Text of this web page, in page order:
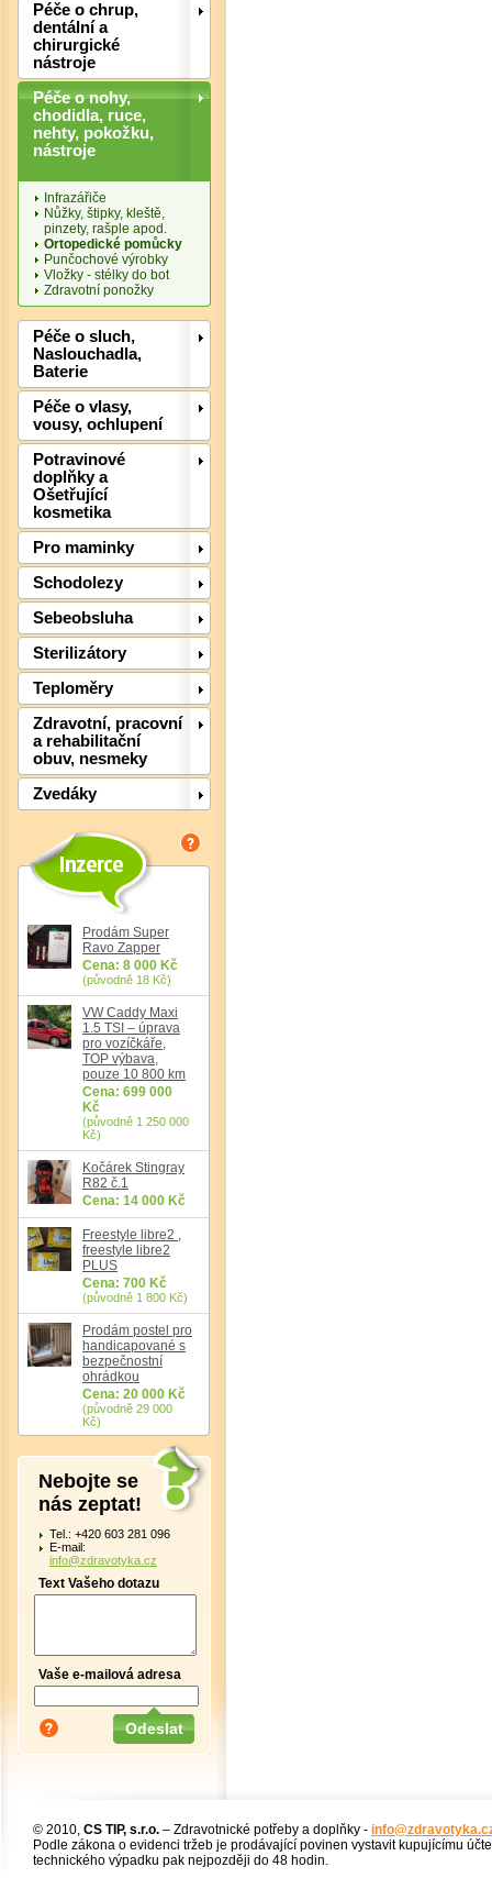
Péče o chrup,
dentální a
chirurgické
nástroje
Péče o nohy,
chodidla, ruce,
nehty, pokožku,
nástroje
Infrazářiče
Nůžky, štipky, kleště,
pinzety, rašple apod.
Ortopedické pomůcky
Punčochové výrobky
Vložky - stélky do bot
Zdravotní ponožky
Péče o sluch,
Naslouchadla,
Baterie
Péče o vlasy,
vousy, ochlupení
Potravinové
doplňky a
Ošetřující
kosmetika
Pro maminky
Schodolezy
Sebeobsluha
Sterilizátory
Teploměry
Zdravotní, pracovní
a rehabilitační
obuv, nesmeky
Zvedáky
Prodám Super
Ravo Zapper
Cena: 8 000 Kč
(původně 18 Kč)
VW Caddy Maxi
1.5 TSI – úprava
pro vozíčkáře,
TOP výbava,
pouze 10 800 km
Cena: 699 000
Kč
(původně 1 250 000
Kč)
Kočárek Stingray
R82 č.1
Cena: 14 000 Kč
Freestyle libre2 ,
freestyle libre2
PLUS
Cena: 700 Kč
(původně 1 800 Kč)
Prodám postel pro
handicapované s
bezpečnostní
ohrádkou
Cena: 20 000 Kč
(původně 29 000
Kč)
Nebojte se
nás zeptat!
Tel.: +420 603 281 096
E-mail:
info@zdravotyka.cz
Text Vašeho dotazu
Vaše e-mailová adresa
© 2010, CS TIP, s.r.o. – Zdravotnické potřeby a doplňky -
Podle zákona o evidenci tržeb je prodávající povinen vystavit kupujícímu
technického výpadku pak nejpozději do 48 hodin.